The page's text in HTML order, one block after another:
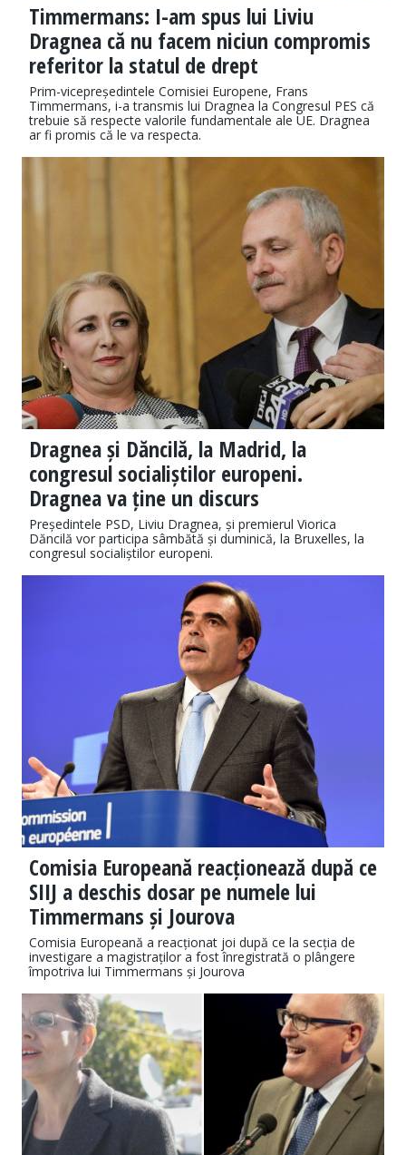
Timmermans: I-am spus lui Liviu
Dragnea că nu facem niciun compromis
referitor la statul de drept
Prim-vicepreședintele Comisiei Europene, Frans
Timmermans, i-a transmis lui Dragnea la Congresul PES că
trebuie să respecte valorile fundamentale ale UE. Dragnea
ar fi promis că le va respecta.
Dragnea și Dăncilă, la Madrid, la
congresul socialiștilor europeni.
Dragnea va ține un discurs
Președintele PSD, Liviu Dragnea, și premierul Viorica
Dăncilă vor participa sâmbătă și duminică, la Bruxelles, la
congresul socialiștilor europeni.
Comisia Europeană reacționează după ce
SIIJ a deschis dosar pe numele lui
Timmermans și Jourova
Comisia Europeană a reacționat joi după ce la secția de
investigare a magistraților a fost înregistrată o plângere
împotriva lui Timmermans și Jourova